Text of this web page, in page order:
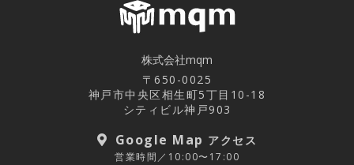
株式会社mqm
〒650-0025
神戸市中央区相生町5丁目10-18
シティビル神戸903
Google Map アクセス
営業時間／10:00〜17:00